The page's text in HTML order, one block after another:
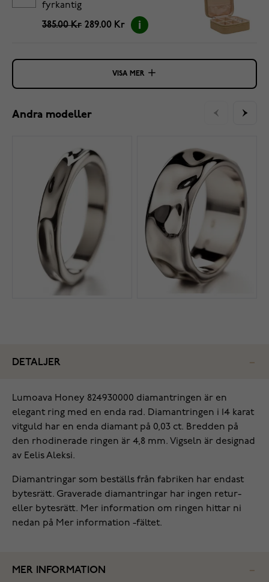
fyrkantig
385.00 Kr 289.00 Kr
VISA MER
Andra modeller
DETALJER
Lumoava Honey 824930000 diamantringen är en
elegant ring med en enda rad. Diamantringen i 14 karat
vitguld har en enda diamant på 0,03 ct. Bredden på
den rhodinerade ringen är 4,8 mm. Vigseln är designad
av Eelis Aleksi.
Diamantringar som beställs från fabriken har endast
bytesrätt. Graverade diamantringar har ingen retur-
eller bytesrätt. Mer information om ringen hittar ni
nedan på Mer information -fältet.
MER INFORMATION